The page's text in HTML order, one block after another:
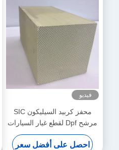
فيديو
محفز كربيد السيليكون SIC
مرشح Dpf لقطع غيار السيارات
الأوروبية تمدد حراري منخفض
المعامل
احصل على أفضل سعر